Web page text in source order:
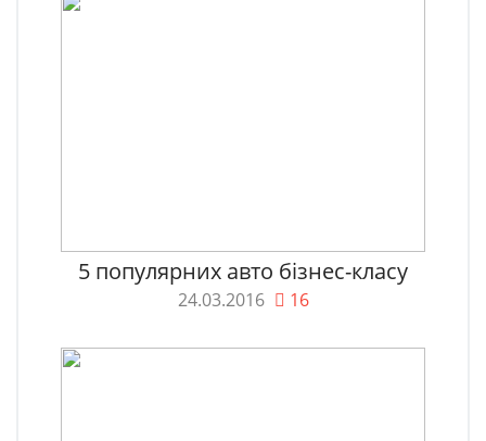
5 популярних авто бізнес-класу
24.03.2016 16